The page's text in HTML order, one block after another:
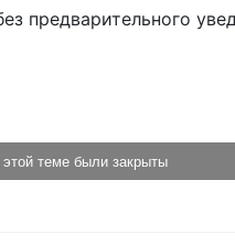
предварительного
теме были закрыты